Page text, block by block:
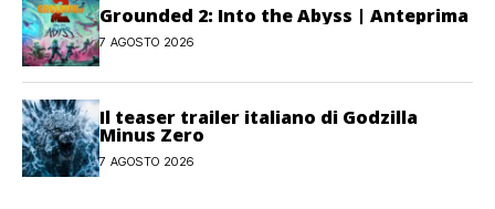
Grounded 2: Into the Abyss | Anteprima
7 AGOSTO 2026
Il teaser trailer italiano di Godzilla
Minus Zero
7 AGOSTO 2026